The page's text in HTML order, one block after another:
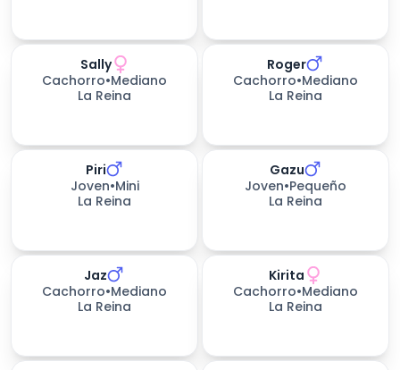
Sally
Cachorro•Mediano
La Reina
Roger
Cachorro•Mediano
La Reina
Piri
Joven•Mini
La Reina
Gazu
Joven•Pequeño
La Reina
Jaz
Cachorro•Mediano
La Reina
Kirita
Cachorro•Mediano
La Reina